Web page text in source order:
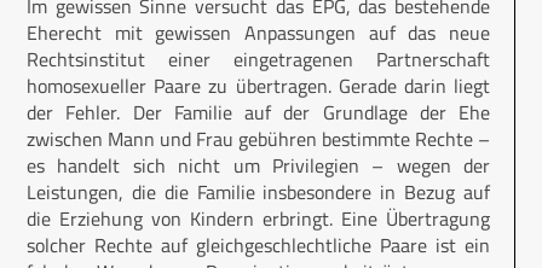
Im gewissen Sinne versucht das EPG, das bestehende
Eherecht mit gewissen Anpassungen auf das neue
Rechtsinstitut einer eingetragenen Partnerschaft
homosexueller Paare zu übertragen. Gerade darin liegt
der Fehler. Der Familie auf der Grundlage der Ehe
zwischen Mann und Frau gebühren bestimmte Rechte –
es handelt sich nicht um Privilegien – wegen der
Leistungen, die die Familie insbesondere in Bezug auf
die Erziehung von Kindern erbringt. Eine Übertragung
solcher Rechte auf gleichgeschlechtliche Paare ist ein